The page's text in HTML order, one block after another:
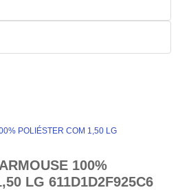
POLIÉSTER COM 1,50 LG
100%
LG 611D1D2F925C6